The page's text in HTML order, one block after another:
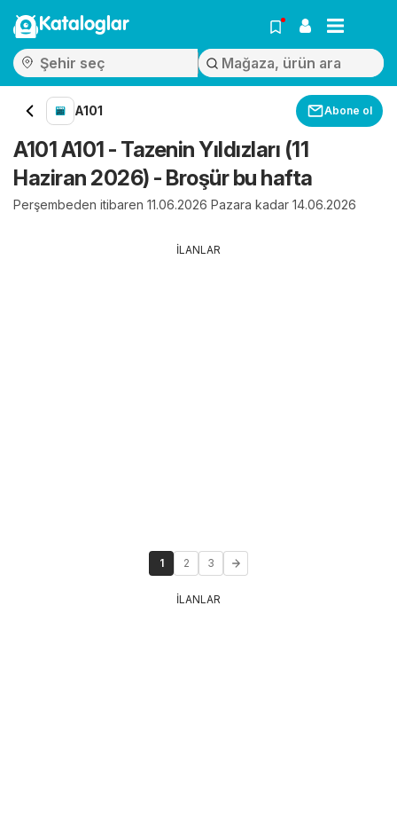
Kataloglar
A101 Abone ol
A101 A101 - Tazenin Yıldızları (11
Haziran 2026) - Broşür bu hafta
Perşembeden itibaren 11.06.2026 Pazara kadar 14.06.2026
İLANLAR
1 2 3
İLANLAR